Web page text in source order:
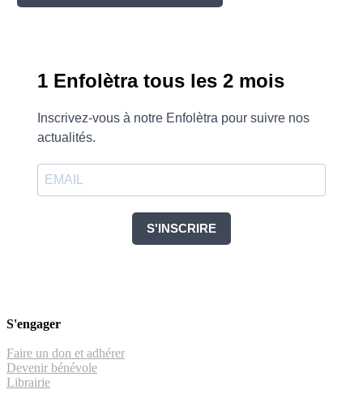
1 Enfolètra tous les 2 mois
Inscrivez-vous à notre Enfolètra pour suivre nos
actualités.
S'INSCRIRE
S'engager
Faire un don et adhérer
Devenir bénévole
Librairie